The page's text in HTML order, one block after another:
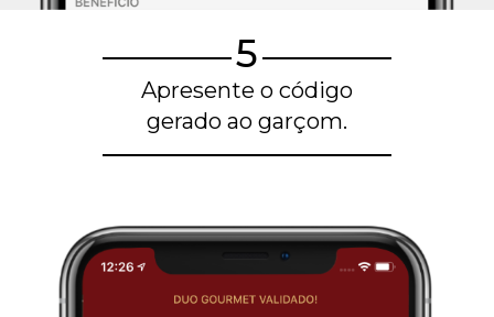
5
Apresente o código
gerado ao garçom.